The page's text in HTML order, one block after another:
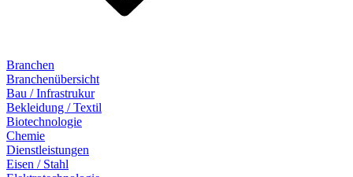
Branchen
Branchenübersicht
Bau / Infrastrukur
Bekleidung / Textil
Biotechnologie
Chemie
Dienstleistungen
Eisen / Stahl